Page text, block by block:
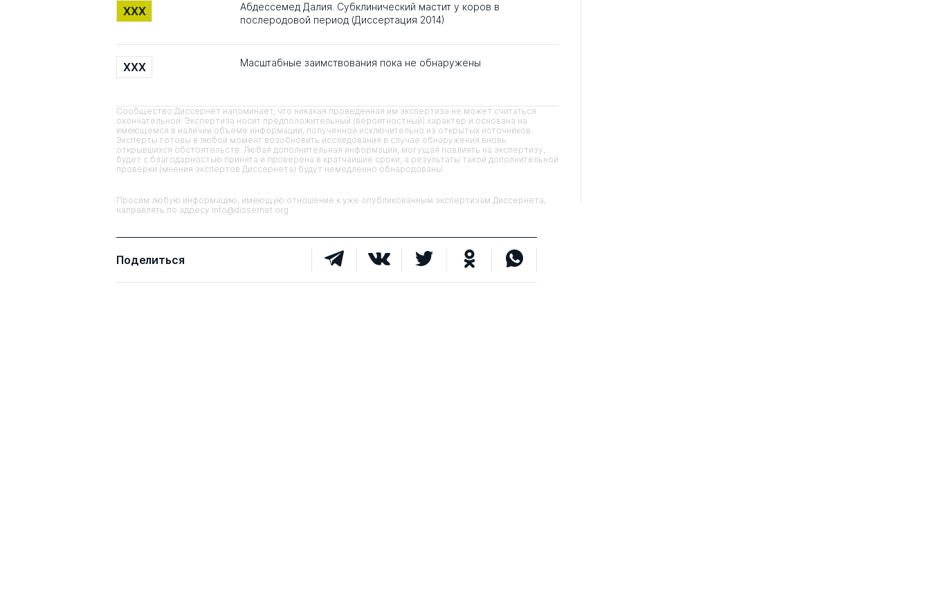
XXX
Абдессемед Далия. Субклинический мастит у коров в
послеродовой период (Диссертация 2014)
XXX Масштабные заимствования пока не обнаружены
Сообщество Диссернет напоминает, что никакая проведенная им экспертиза не может считаться
окончательной. Экспертиза носит предположительный (вероятностный) характер и основана на
имеющемся в наличии объеме информации, полученной исключительно из открытых источников.
Эксперты готовы в любой момент возобновить исследования в случае обнаружения вновь
открывшихся обстоятельств. Любая дополнительная информация, могущая повлиять на экспертизу,
будет с благодарностью принята и проверена в кратчайшие сроки, а результаты такой дополнительной
проверки (мнения экспертов Диссернета) будут немедленно обнародованы.
Просим любую информацию, имеющую отношение к уже опубликованным экспертизам Диссернета,
направлять по адресу info@dissernet.org
Поделиться